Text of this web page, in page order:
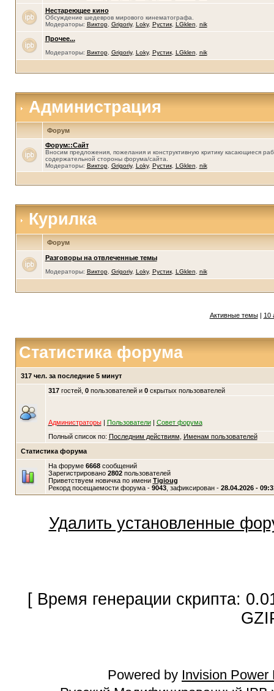
Нестареющее кино
Обсуждение шедевров мирового кинематографа.
Модераторы: Виктор, Grigoriy, Loky, Рустик, LGklen nik
Прочее...
Модераторы: Виктор, Grigoriy, Loky, Рустик, LGklen nik
Администрация
Форум
Форум::Сайт
Вносим предложения, пожелания и конструктивную критику касающиеся
содержательной стороны форума/сайта.
Модераторы: Виктор, Grigoriy, Loky, Рустик, LGklen nik
Курилка
Форум
Разговоры на отвлеченные темы
Модераторы: Виктор, Grigoriy, Loky, Рустик, LGklen nik
Активные темы| 10
Статистика форума
317 чел. за последние 5 минут
317гостей, 0пользователей и 0скрытых пользователей
Администраторы| Пользователи| Совет форума
Полный список по: Последним действиям
Именам пользователей
Статистика форума
На форуме 6668сообщений
Зарегистрировано 2802пользователей
Приветствуем новичка по имени Tigioug
Рекорд посещаемости форума - 9043, зафиксирован - 28.04.2026 -
Удалить установленные
[ Время генерации скрипта:
Powered by Invision Power